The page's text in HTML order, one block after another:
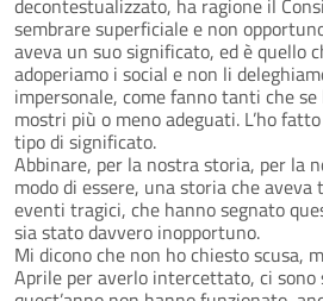
sembrare superficiale e non
aveva un suo significato, ed è quello
adoperiamo i social e non li
impersonale, come fanno tanti che
mostri più o meno adeguati. L’ho
tipo di significato.
Abbinare, per la nostra storia, per la
modo di essere, una storia che
eventi tragici, che hanno segnato
sia stato davvero inopportuno.
Mi dicono che non ho chiesto scusa,
Aprile per averlo intercettato, ci